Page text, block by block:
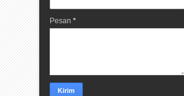
Pesan *